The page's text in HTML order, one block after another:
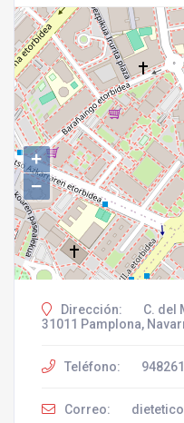
+
−
Dirección:
C. del
31011 Pamplona,
Teléfono:
Correo: